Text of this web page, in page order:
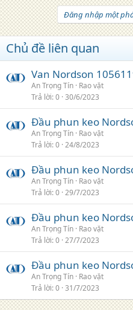
Đăng nhập một
Chủ đề liên quan
Van Nordson
An Trọng Tín Rao vặt
Trả lời 0 30/6/2023
Đầu phun keo
An Trọng Tín Rao vặt
Trả lời 0 24/8/2023
Đầu phun keo
An Trọng Tín Rao vặt
Trả lời 0 29/7/2023
Đầu phun keo
An Trọng Tín Rao vặt
Trả lời 0 27/7/2023
Đầu phun keo
An Trọng Tín Rao vặt
Trả lời 0 31/7/2023